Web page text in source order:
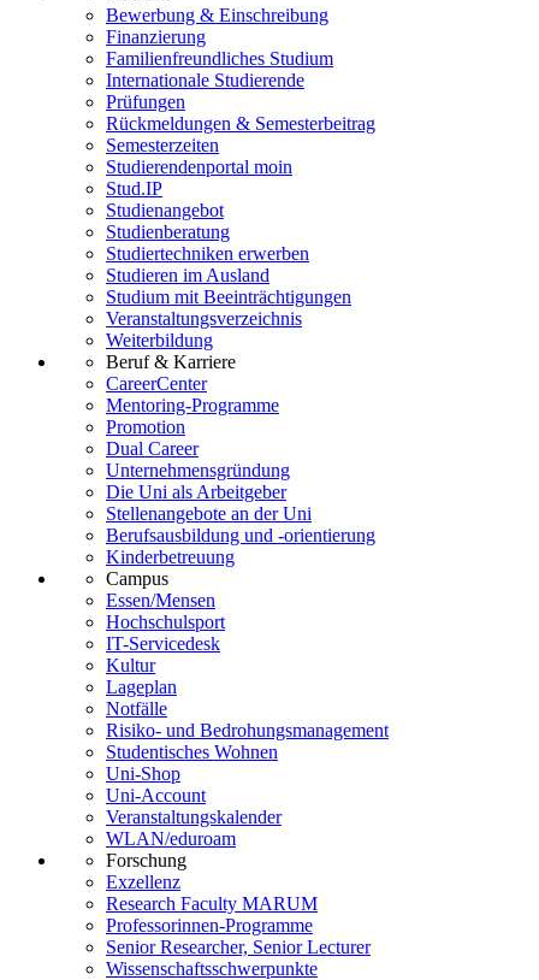
Bewerbung & Einschreibung
Finanzierung
Familienfreundliches Studium
Internationale Studierende
Prüfungen
Rückmeldungen & Semesterbeitrag
Semesterzeiten
Studierendenportal moin
Stud.IP
Studienangebot
Studienberatung
Studiertechniken erwerben
Studieren im Ausland
Studium mit Beeinträchtigungen
Veranstaltungsverzeichnis
Weiterbildung
Beruf & Karriere
CareerCenter
Mentoring-Programme
Promotion
Dual Career
Unternehmensgründung
Die Uni als Arbeitgeber
Stellenangebote an der Uni
Berufsausbildung und -orientierung
Kinderbetreuung
Campus
Essen/Mensen
Hochschulsport
IT-Servicedesk
Kultur
Lageplan
Notfälle
Risiko- und Bedrohungsmanagement
Studentisches Wohnen
Uni-Shop
Uni-Account
Veranstaltungskalender
WLAN/eduroam
Forschung
Exzellenz
Research Faculty MARUM
Professorinnen-Programme
Senior Researcher, Senior Lecturer
Wissenschaftsschwerpunkte